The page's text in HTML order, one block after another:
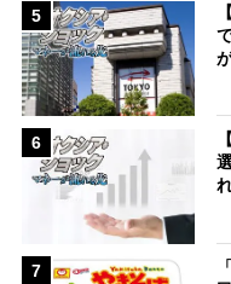
5
6
7